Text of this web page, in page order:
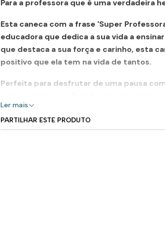
Para a professora que é uma verdadeira
Esta caneca com a frase 'Super
educadora que dedica a sua vida a
que destaca a sua força e carinho, esta
positivo que ela tem na vida de tantos.
Perfeita para desfrutar de uma pausa
valorizada e amada no seu papel de super
Ler mais
PARTILHAR ESTE PRODUTO